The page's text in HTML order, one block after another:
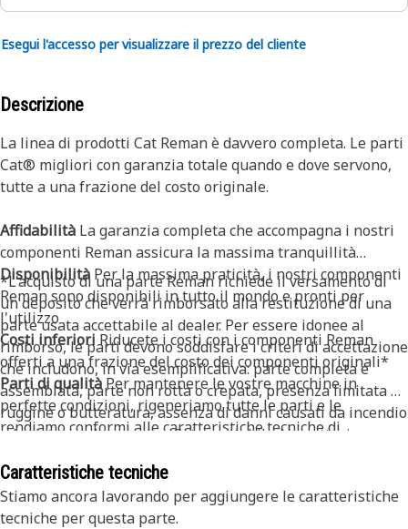
Esegui l'accesso per visualizzare il prezzo del cliente
Descrizione
La linea di prodotti Cat Reman è davvero completa. Le parti
Cat® migliori con garanzia totale quando e dove servono,
tutte a una frazione del costo originale.
Affidabilità La garanzia completa che accompagna i nostri
componenti Reman assicura la massima tranquillità
DisponibilitàPer la massima praticità, i nostri componenti
Reman sono disponibili in tutto il mondo e pronti per
l'utilizzo
Costi inferioriRiducete i costi con i componenti Reman
offerti a una frazione del costo dei componenti originali*
Parti di qualitàPer mantenere le vostre macchine in
perfette condizioni, rigeneriamo tutte le parti e le
rendiamo conformi alle caratteristiche tecniche di
tecniche di Caterpillar.
Aggiornamenti criticiRendendo regolarmente disponibili
gli aggiornamenti ai prodotti, i componenti Reman
*L'acquisto di una parte Reman richiede il versamento di
un deposito che verrà rimborsato alla restituzione di una
parte usata accettabile al dealer. Per essere idonee al
rimborso, le parti devono soddisfare i criteri di accettazione
che includono, in via esemplificativa: parte completa e
assemblata, parte non rotta o crepata, presenza limitata di
ruggine o butteratura, assenza di danni causati da incendio
ed esistenza di un codice Cat accettabile. L'accettazione per
dettagli, contattate il vostro dealer.
Caratteristiche tecniche
Stiamo ancora lavorando per aggiungere le caratteristiche
tecniche per questa parte.